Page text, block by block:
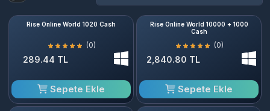
Rise Online World 1020 Cash
(0)
289.44 TL
Sepete Ekle
Rise Online World 10000 + 1000
Cash
(0)
2,840.80 TL
Sepete Ekle